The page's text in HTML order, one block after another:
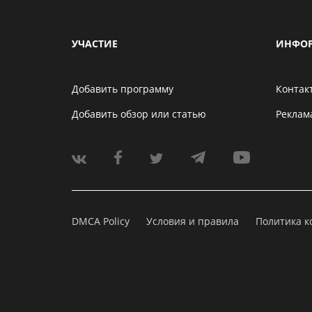
УЧАСТИЕ
Добавить программу
Добавить обзор или статью
DMCA Policy Условия и правила
Политика